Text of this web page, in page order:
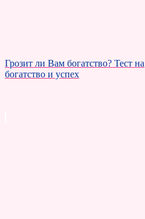
Грозит ли Вам богатство? Тест на
богатство и успех